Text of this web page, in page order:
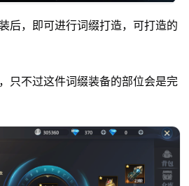
后，即可进行词缀打造，可打造的
只不过这件词缀装备的部位会是完